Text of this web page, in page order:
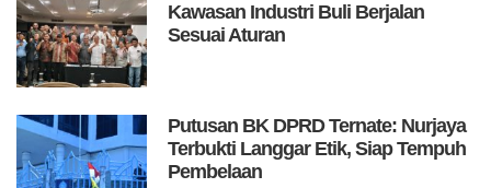
Kawasan Industri Buli Berjalan
Sesuai Aturan
Putusan BK DPRD Ternate: Nurjaya
Terbukti Langgar Etik, Siap Tempuh
Pembelaan